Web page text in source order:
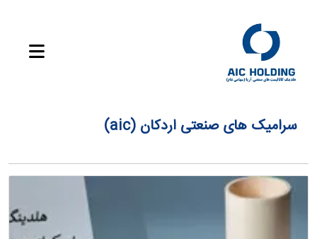
سرامیک های صنعتی اردکان (aic)